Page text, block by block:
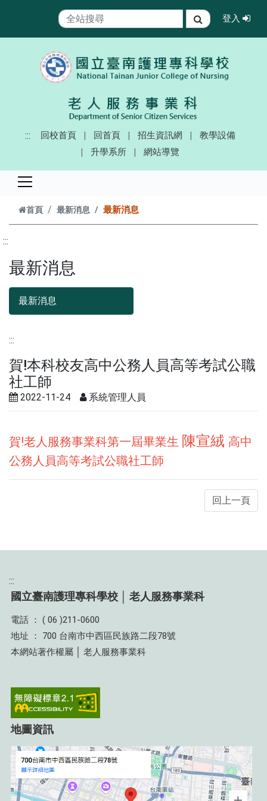
搜尋
登入 登入
::: 回校首頁 回首頁 招生資訊網
教學設備
升學系所
網站導覽
首頁 最新消息 最新消息
:::
最新消息
最新消息
:::
賀!本科校友高中公務人員高等考試公職
社工師
2022-11-24
2022-11-24 系統管理人員
系統管理人員
賀!老人服務事業科第一屆畢業生 陳宣絨 高中
公務人員高等考試公職社工師
:::
國立臺南護理專科學校 │ 老人服務事業科
電話 ： ( 06 )211-0600
地址 ： 700 台南市中西區民族路二段78號
本網站著作權屬 │ 老人服務事業科
地圖資訊